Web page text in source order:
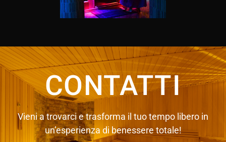
CONTATTI
Vieni a trovarci e trasforma il tuo tempo libero in
un’esperienza di benessere totale!